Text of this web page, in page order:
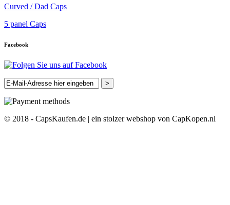
Curved / Dad Caps
5 panel Caps
Facebook
>
© 2018 - CapsKaufen.de | ein stolzer webshop von CapKopen.nl